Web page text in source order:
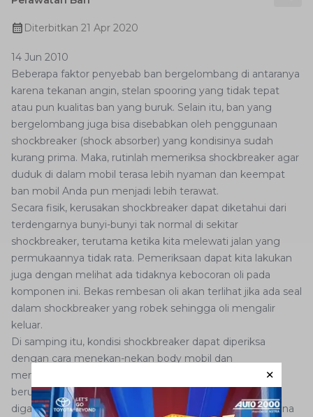
Diterbitkan 21 Apr 2020
14 Jun 2010
Beberapa faktor penyebab ban bergelombang di antaranya
karena tekanan angin, stelan spooring yang tidak tepat
atau pun kualitas ban yang buruk. Selain itu, ban yang
bergelombang juga bisa disebabkan oleh penggunaan
shockbreaker (shock absorber) yang kondisinya sudah
kurang prima. Maka, rutinlah memeriksa shockbreaker agar
duduk di dalam mobil terasa lebih nyaman dan keempat
ban mobil Anda pun menjadi lebih terawat.
Secara fisik, kerusakan shockbreaker dapat diketahui dari
terdengarnya bunyi-bunyi tak normal di sekitar
shockbreaker, terutama ketika kita melewati jalan yang
permukaannya tidak rata. Pemeriksaan dapat kita lakukan
juga dengan melihat ada tidaknya kebocoran oli pada
komponen ini. Bekas rembesan oli akan terlihat jika ada seal
dalam shockbreaker yang robek sehingga oli mengalir
keluar.
Di samping itu, kondisi shockbreaker dapat diperiksa
dengan cara menekan-nekan body mobil dan
memperhatikan pantulannya. Bila bodi memantul
berulang-ulang, berarti sudah waktunya shockbreaker
diganti. Agar lebih yakin, bawalah ke bengkel resmi karena